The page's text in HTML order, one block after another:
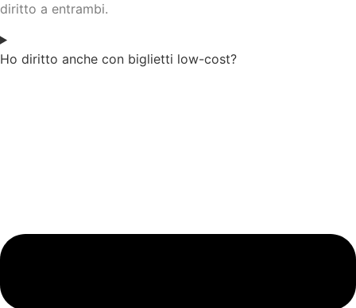
diritto a entrambi.
Ho diritto anche con biglietti low-cost?